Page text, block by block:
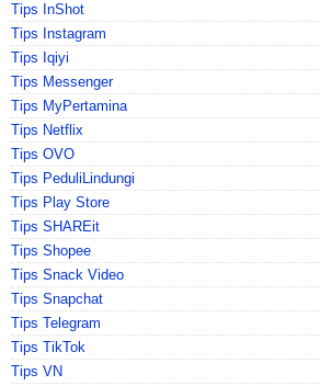
Tips InShot
Tips Instagram
Tips Iqiyi
Tips Messenger
Tips MyPertamina
Tips Netflix
Tips OVO
Tips PeduliLindungi
Tips Play Store
Tips SHAREit
Tips Shopee
Tips Snack Video
Tips Snapchat
Tips Telegram
Tips TikTok
Tips VN